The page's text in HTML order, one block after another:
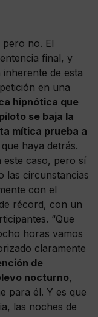
no. El
final, y
inherente de esta
en una
hipnótica que
se baja la
mítica prueba a
haya detrás.
este caso, pero sí
las circunstancias
con el
récord, con un
“Que
horas vamos
claramente
de
nocturno,
para él. Y es que
las noches de